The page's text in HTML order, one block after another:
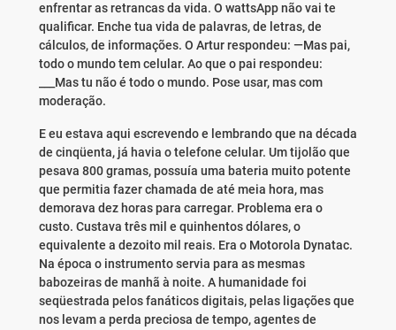
enfrentar as retrancas da vida. O wattsApp não vai te
qualificar. Enche tua vida de palavras, de letras, de
cálculos, de informações. O Artur respondeu: —Mas pai,
todo o mundo tem celular. Ao que o pai respondeu:
___Mas tu não é todo o mundo. Pose usar, mas com
moderação.
E eu estava aqui escrevendo e lembrando que na década
de cinqüenta, já havia o telefone celular. Um tijolão que
pesava 800 gramas, possuía uma bateria muito potente
que permitia fazer chamada de até meia hora, mas
demorava dez horas para carregar. Problema era o
custo. Custava três mil e quinhentos dólares, o
equivalente a dezoito mil reais. Era o Motorola Dynatac.
Na época o instrumento servia para as mesmas
babozeiras de manhã à noite. A humanidade foi
seqüestrada pelos fanáticos digitais, pelas ligações que
nos levam a perda preciosa de tempo, agentes de